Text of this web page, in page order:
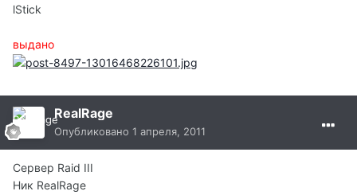
lStick
выдано
RealRage
Опубликовано 1 апреля, 2011
Сервер Raid III
Ник RealRage